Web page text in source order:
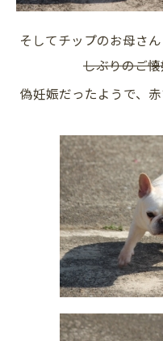
そしてチップのお母
しぶりのご
偽妊娠だったようで、